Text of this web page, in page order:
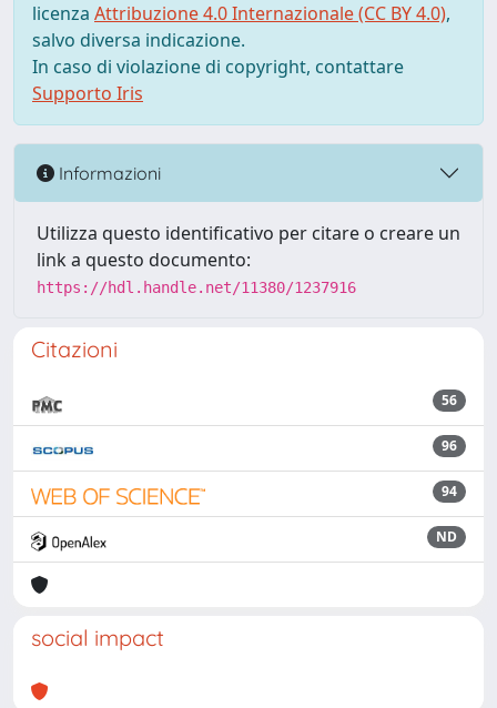
licenza Attribuzione 4.0 Internazionale (CC BY 4.0),
salvo diversa indicazione.
In caso di violazione di copyright, contattare
Supporto Iris
Informazioni
Utilizza questo identificativo per citare o creare un
link a questo documento:
https://hdl.handle.net/11380/1237916
Citazioni
56
96
94
ND
social impact